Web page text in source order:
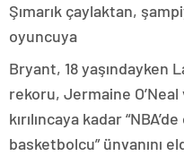
Şımarık çaylaktan,
oyuncuya
Bryant, 18 yaşındayken
rekoru, Jermaine
kırılıncaya kadar
basketbolcu” ünvanını